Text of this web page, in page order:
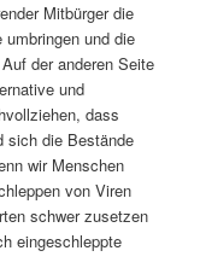
Mitbürger die
und die
der anderen Seite
und
dass
sich die Bestände
wir Menschen
von Viren
schwer zusetzen
eingeschleppte